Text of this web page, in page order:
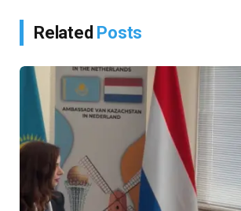
Related Posts